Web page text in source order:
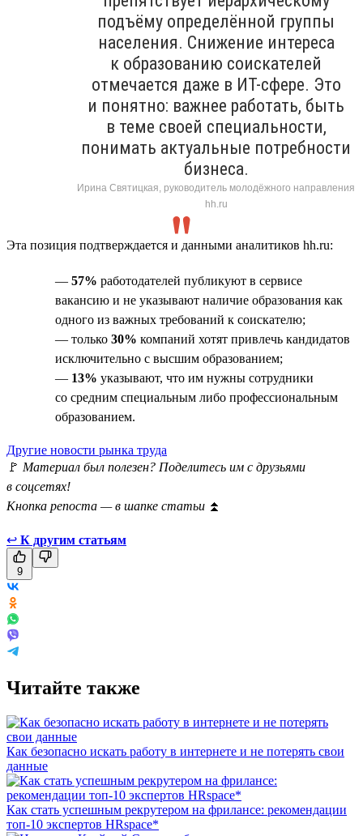
подъёму определённой группы
населения. Снижение интереса
к образованию соискателей
отмечается даже в ИТ-сфере. Это
и понятно: важнее работать, быть
в теме своей специальности,
понимать актуальные потребности
бизнеса.
Ирина Святицкая, руководитель молодёжного направления
hh.ru
Эта позиция подтверждается и данными аналитиков hh.ru:
— 57% работодателей публикуют в сервисе
вакансию и не указывают наличие образования как
одного из важных требований к соискателю;
— только 30% компаний хотят привлечь кандидатов
исключительно с высшим образованием;
— 13% указывают, что им нужны сотрудники
со средним специальным либо профессиональным
образованием.
Другие новости рынка труда
🚩 Материал был полезен? Поделитесь им с друзьями
в соцсетях!
Кнопка репоста — в шапке статьи ⏫
↩ К другим статьям
9
Читайте также
Как безопасно искать работу в интернете и не потерять свои
данные
Как стать успешным рекрутером на фрилансе: рекомендации
топ-10 экспертов HRspace*